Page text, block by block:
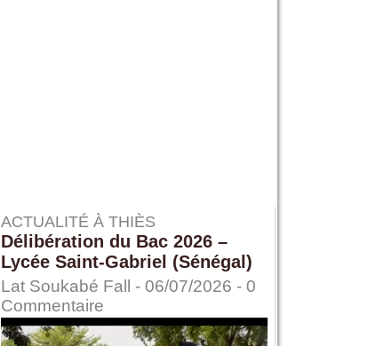
ACTUALITÉ À THIÈS
Délibération du Bac 2026 –
Lycée Saint-Gabriel (Sénégal)
Lat Soukabé Fall - 06/07/2026 - 0
Commentaire